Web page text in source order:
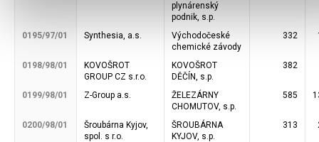
plynárenský
podnik, s.p.
0195/97/01 Synthesia, a.s.
Východočeské
chemické závody
332
0198/98/01
KOVOŠROT
GROUP CZ s.r.o.
KOVOŠROT
DĚČÍN, s.p.
382
0199/98/01 Z-Group a.s.
ŽELEZÁRNY
CHOMUTOV, s.p.
585
0200/98/01
Šroubárna Kyjov,
spol. s r.o.
ŠROUBÁRNA
KYJOV, s.p.
313